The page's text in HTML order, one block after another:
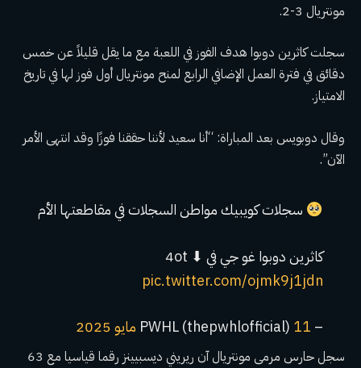
مونتريال 3-2.
سجلت كاثرين دوبوا هدف الفوز في اللعبة مع ما يقل قليلاً عن خمس
دقائق في فترة العمل الإضافي الرابع لمنح مونتريال أول فوز لها في تاريخ
الامتياز.
وقال دوبويس بعد المباراة: “أنا سعيد لأننا حققنا فوزًا وقد انتهى الأمر
الآن”.
كاثرين دوبوا غو جي في 4ot ⬇
pic.twitter.com/ojmk9j1jdn
– PWHL (thepwhlofficial) 11 مايو 2025
سجل حارس مرمى مونتريال آن ريريني ديسبيينز رقما قياسيا مع 63